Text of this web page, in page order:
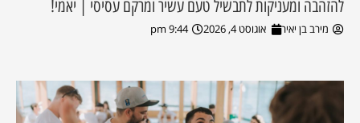
להזהבה ומעניקות לתבשיל טעם עשיר ומרקם עסיסי | יאמי!
מירב בן יאיר אוגוסט 4, 2026 9:44 pm